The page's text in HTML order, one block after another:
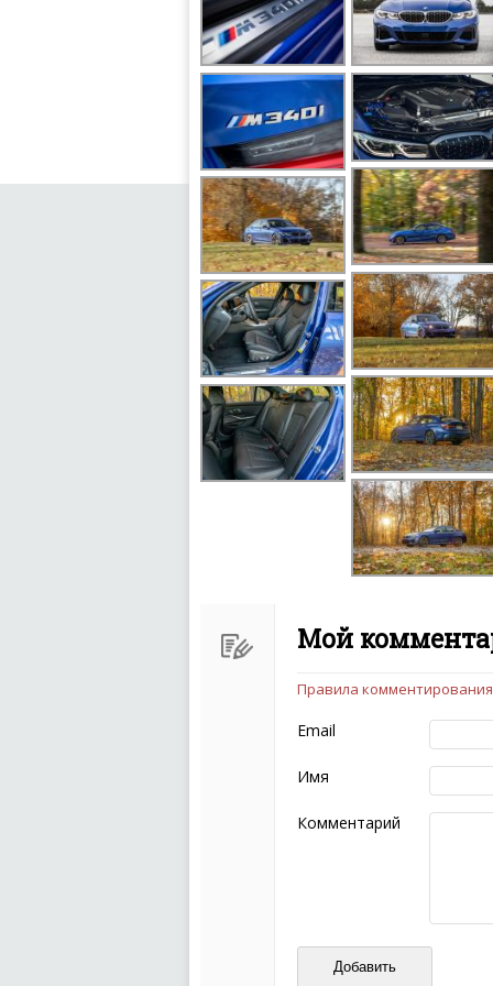
Мой
Чтобы ваш комментарий
следующих правил:
Комментарий не
эмоциональных
Не стоит
Пожалуйста, не
также призывы к
Не размещайте
И запаситесь терпением,
Правила комментирования
Email
Имя
Комментарий